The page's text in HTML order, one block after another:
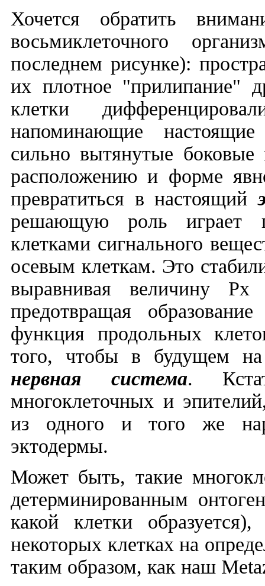
Хочется обратить
восьмиклеточного
последнем рисунке):
их плотное "прилипание"
клетки
напоминающие настоящие
сильно вытянутые
расположению и форме
превратиться в настоящий
решающую роль играет
клетками сигнального
осевым клеткам. Это
выравнивая величину
предотвращая
функция продольных
того, чтобы в будущем на
нервная система.
многоклеточных и
из одного и того же
эктодермы.
Может быть, такие
детерминированным
какой клетки
некоторых клетках на
таким образом, как наш